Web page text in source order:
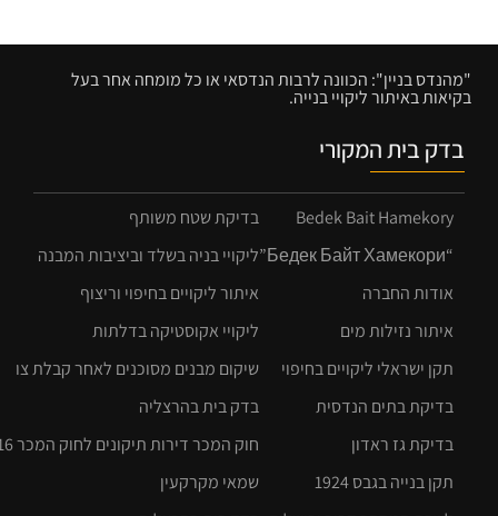
"מהנדס בניין": הכוונה לרבות הנדסאי או כל מומחה אחר בעל
בקיאות באיתור ליקויי בנייה.
בדק בית המקורי
Bedek Bait Hamekory
אודות החברה
איתור נזילות מים
תקן ישראלי ליקויים בחיפוי
בדיקת בתים הנדסית
בדיקת גז ראדון
תקן בנייה בגבס 1924
בדיקת שטח משותף
ליקויי בניה בשלד וביציבות המבנה
איתור ליקויים בחיפוי וריצוף
ליקויי אקוסטיקה בדלתות
שיקום מבנים מסוכנים לאחר קבלת צו
בדק בית בהרצליה
חוק המכר דירות תיקונים לחוק המכר 2016
שמאי מקרקעין